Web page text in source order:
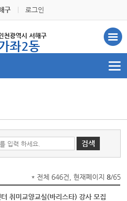
구 로그인
천광역시 서해구
좌2동
* 전체 646건, 현재페이지 8/65
취미교양교실(바리스타) 강사 모집